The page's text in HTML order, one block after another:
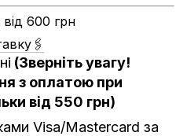
від 600 грн
(Зверніть увагу!
з оплатою при
від 550 грн)
Visa/Mastercard за